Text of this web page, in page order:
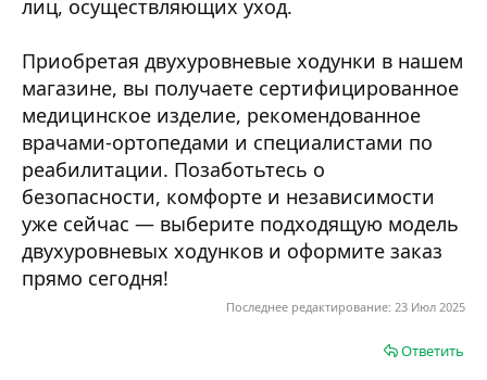
лиц, осуществляющих уход.
Приобретая двухуровневые ходунки в нашем
магазине, вы получаете сертифицированное
медицинское изделие, рекомендованное
врачами-ортопедами и специалистами по
реабилитации. Позаботьтесь о
безопасности, комфорте и независимости
уже сейчас — выберите подходящую модель
двухуровневых ходунков и оформите заказ
прямо сегодня!
Последнее редактирование: 23 Июл 2025
Ответить